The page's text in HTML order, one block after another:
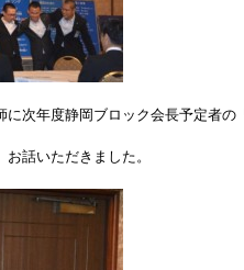
次年度静岡ブロック会長予定者の
話いただきました。